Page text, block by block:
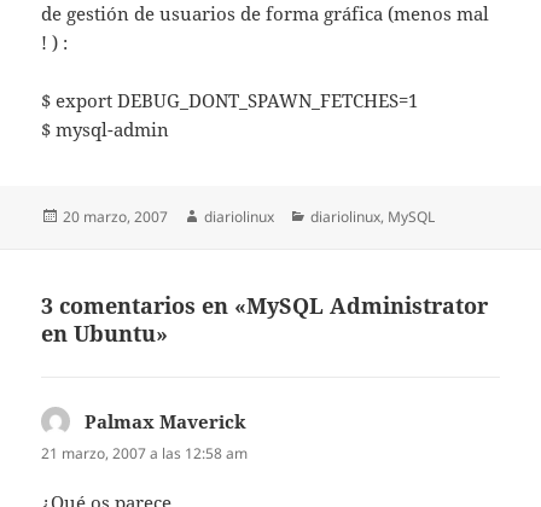
de gestión de usuarios de forma gráfica (menos mal
! ) :
$ export DEBUG_DONT_SPAWN_FETCHES=1
$ mysql-admin
Publicado
20 marzo, 2007 Autor
diariolinux Categorías
diariolinux, MySQL
3 comentarios en «MySQL Administrator
en Ubuntu»
Palmax Maverick
21 marzo, 2007 a las 12:58 am
¿Qué os parece